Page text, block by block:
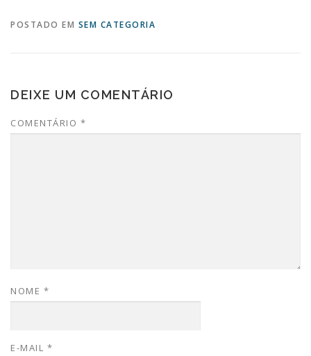
POSTADO EM SEM CATEGORIA
DEIXE UM COMENTÁRIO
COMENTÁRIO *
NOME *
E-MAIL *